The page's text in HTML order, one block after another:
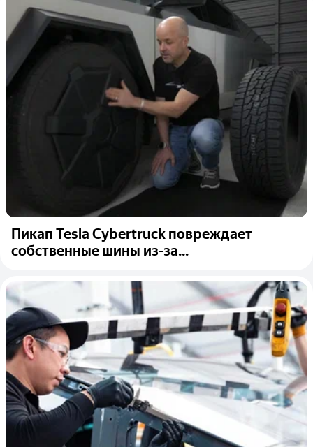
Пикап Tesla Cybertruck повреждает
собственные шины из-за...